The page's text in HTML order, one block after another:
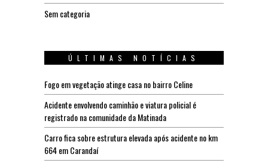
Sem categoria
ÚLTIMAS NOTÍCIAS
Fogo em vegetação atinge casa no bairro Celine
Acidente envolvendo caminhão e viatura policial é
registrado na comunidade da Matinada
Carro fica sobre estrutura elevada após acidente no km
664 em Carandaí